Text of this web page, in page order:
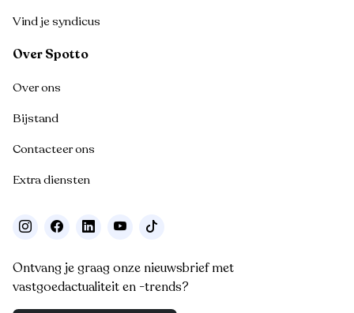
Vind je syndicus
Over Spotto
Over ons
Bijstand
Contacteer ons
Extra diensten
Ontvang je graag onze nieuwsbrief met
vastgoedactualiteit en -trends?